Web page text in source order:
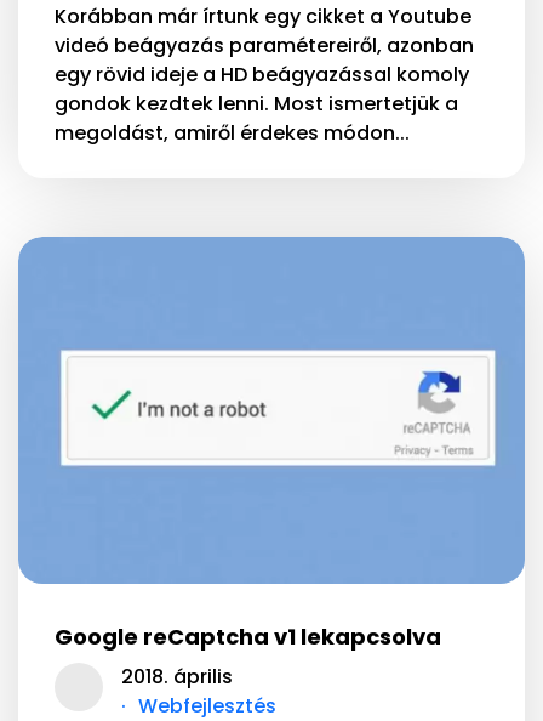
Korábban már írtunk egy cikket a Youtube
videó beágyazás paramétereiről, azonban
egy rövid ideje a HD beágyazással komoly
gondok kezdtek lenni. Most ismertetjük a
megoldást, amiről érdekes módon...
Google reCaptcha v1 lekapcsolva
2018. április
Webfejlesztés